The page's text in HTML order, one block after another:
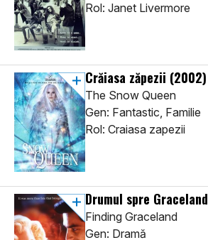
Rol: Janet Livermore
Crăiasa zăpezii (2002)
The Snow Queen
Gen: Fantastic, Familie
Rol: Craiasa zapezii
Drumul spre Graceland
Finding Graceland
Gen: Dramă